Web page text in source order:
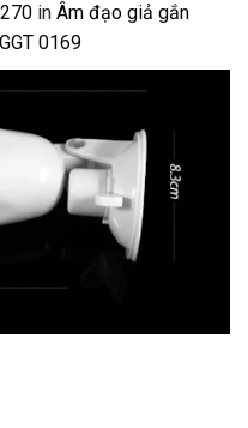
in Âm đạo giả gắn
0169